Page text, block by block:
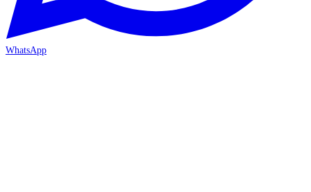
WhatsApp